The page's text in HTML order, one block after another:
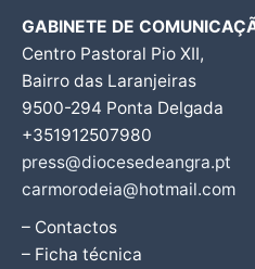
GABINETE DE
Centro Pastoral Pio XII,
Bairro das Laranjeiras
9500-294 Ponta Delgada
+351912507980
press@diocesedeangra.pt
carmorodeia@hotmail.com
– Contactos
– Ficha técnica